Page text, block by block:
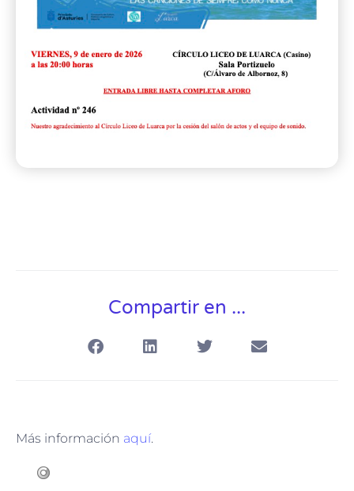
Compartir en ...
Más información aquí.